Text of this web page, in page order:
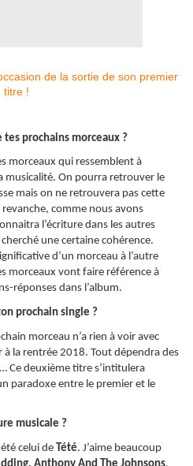
prochains morceaux ?
morceaux qui ressemblent à
musicalité. On pourra retrouver le
mais on ne retrouvera pas cette
revanche, comme nous avons
l’écriture dans les autres
une certaine cohérence.
d’un morceau à l’autre
morceaux vont faire référence à
réponses dans l’album.
prochain single ?
morceau n’a rien à voir avec
à la rentrée 2018. Tout dépendra des
Ce deuxième titre s’intitulera
paradoxe entre le premier et le
musicale ?
celui de Tété. J’aime beaucoup